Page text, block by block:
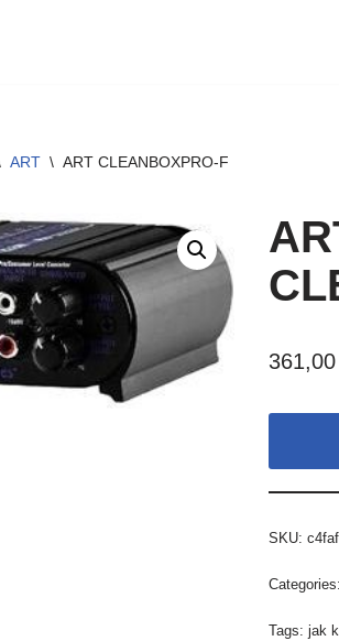
ART \ ART CLEANBOXPRO-F
361,00
SKU:
Tags:jak